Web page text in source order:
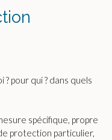
pour qui ? dans quels
spécifique, propre
protection particulier,